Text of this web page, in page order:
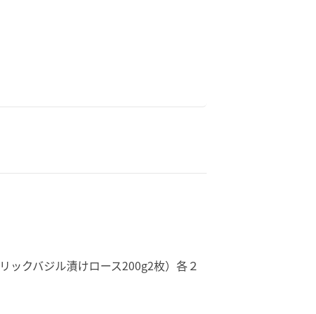
ックバジル漬けロース200g2枚）各２